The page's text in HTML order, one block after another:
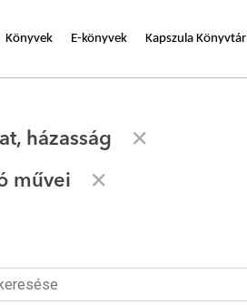
Könyvek E-könyvek Kapszula Könyvtár
házasság
művei